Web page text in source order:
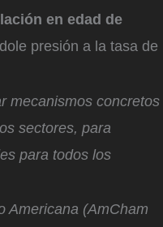
en edad de
presión a la tasa de
mecanismos concretos
sectores, para
para todos los
Americana (AmCham